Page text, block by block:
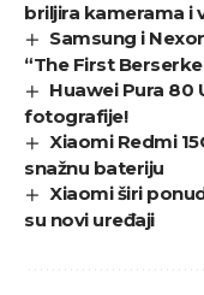
briljira kamerama i
Samsung i
“The First
Huawei Pura 80
fotografije!
Xiaomi Redmi
snažnu bateriju
Xiaomi širi
su novi uređaji